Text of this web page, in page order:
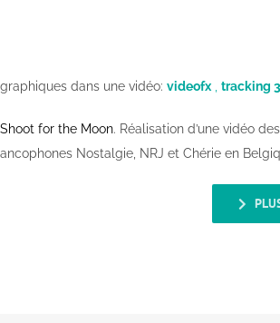
dans une vidéo: videofx tracking
Shoot for the Moon. Réalisation d’une vidéo
Nostalgie, NRJ et Chérie en